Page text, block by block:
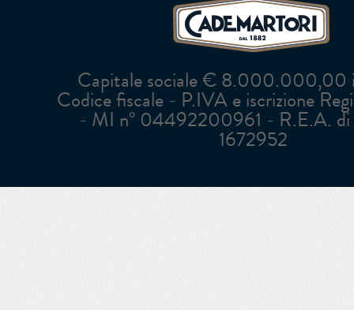
Capitale sociale € 8.000.000,00
Codice fiscale - P.IVA e iscrizione
- MI n° 04492200961 - R.E.A. di
1672952